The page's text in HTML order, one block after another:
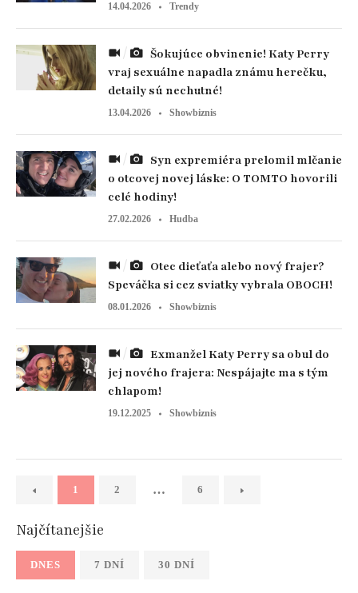
14.04.2026 Trendy
vraj sexuálne napadla známu herečku,
detaily sú nechutné!
13.04.2026 Showbiznis
o otcovej novej láske: O TOMTO hovorili
celé hodiny!
27.02.2026 Hudba
Speváčka si cez sviatky vybrala OBOCH!
08.01.2026 Showbiznis
jej nového frajera: Nespájajte ma s tým
chlapom!
19.12.2025 Showbiznis
1 2 … 6
Najčítanejšie
DNES 7 DNÍ 30 DNÍ